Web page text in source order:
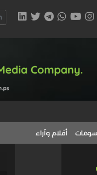
أقلام وآراء